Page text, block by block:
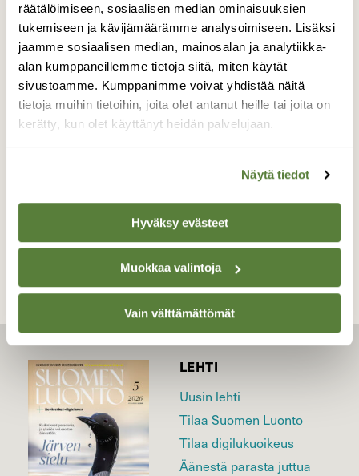
räätälöimiseen, sosiaalisen median ominaisuuksien
tukemiseen ja kävijämäärämme analysoimiseen. Lisäksi
jaamme sosiaalisen median, mainosalan ja analytiikka-
alan kumppaneillemme tietoja siitä, miten käytät
sivustoamme. Kumppanimme voivat yhdistää näitä
tietoja muihin tietoihin, joita olet antanut heille tai joita on
kerätty, kun olet käyttänyt heidän palvelujaan.
Näytä tiedot
Hyväksy evästeet
Muokkaa valintoja
Vain välttämättömät
Riitaista porukkaa
Kanadanhanhet tappelevat usein, varsinkin
muuttoaikana.
Valokuvaaja: Reijo Juurinen, Tokoinranta
TAKAISIN LISTAAN
LEHTI
Uusin lehti
Tilaa Suomen Luonto
Tilaa digilukuoikeus
Äänestä parasta juttua